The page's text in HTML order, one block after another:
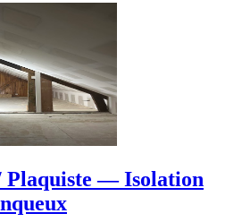
Plaquiste — Isolation